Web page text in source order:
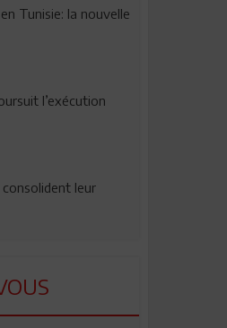
Tunisie: la nouvelle
l’exécution
consolident leur